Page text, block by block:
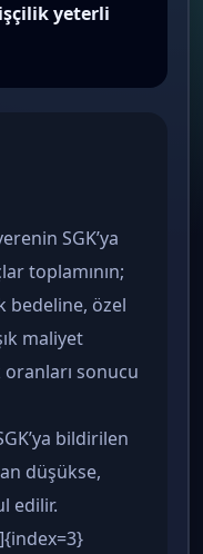
yeterli
SGK’ya
toplamının;
bedeline, özel
maliyet
sonucu
bildirilen
düşükse,
edilir.